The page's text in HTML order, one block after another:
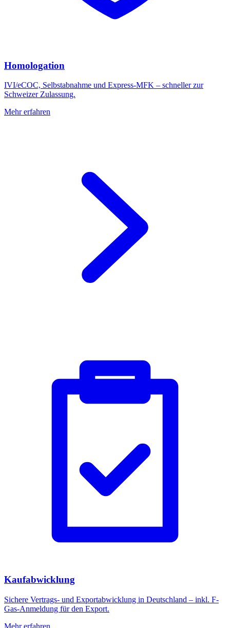
Homologation
IVI/eCOC, Selbstabnahme und Express-MFK – schneller zur
Schweizer Zulassung.
Mehr erfahren
Kaufabwicklung
Sichere Vertrags- und Exportabwicklung in Deutschland – inkl. F-
Gas-Anmeldung für den Export.
Mehr erfahren